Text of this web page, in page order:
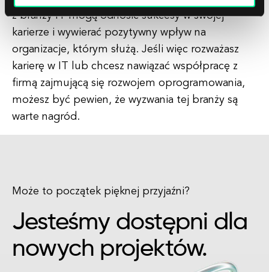
z branży IT mogą odnosić sukcesy w swojej
karierze i wywierać pozytywny wpływ na
organizacje, którym służą. Jeśli więc rozważasz
karierę w IT lub chcesz nawiązać współpracę z
firmą zajmującą się rozwojem oprogramowania,
możesz być pewien, że wyzwania tej branży są
warte nagród.
Może to początek pięknej przyjaźni?
Jesteśmy dostępni dla
nowych projektów.